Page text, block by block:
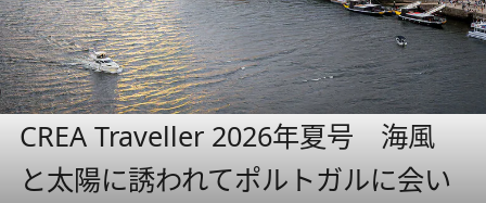
CREA Traveller 2026年夏号 海風
と太陽に誘われてポルトガルに会い